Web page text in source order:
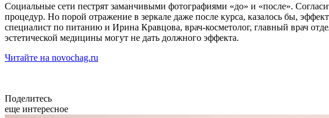
Социальные сети пестрят заманчивыми фотографиями «до» и «после».
процедур. Но порой отражение в зеркале даже после курса, казалось бы,
специалист по питанию и Ирина Кравцова, врач-косметолог, главный врач
эстетической медицины могут не дать должного эффекта.
Читайте на novochag.ru
Поделитесь
еще интересное